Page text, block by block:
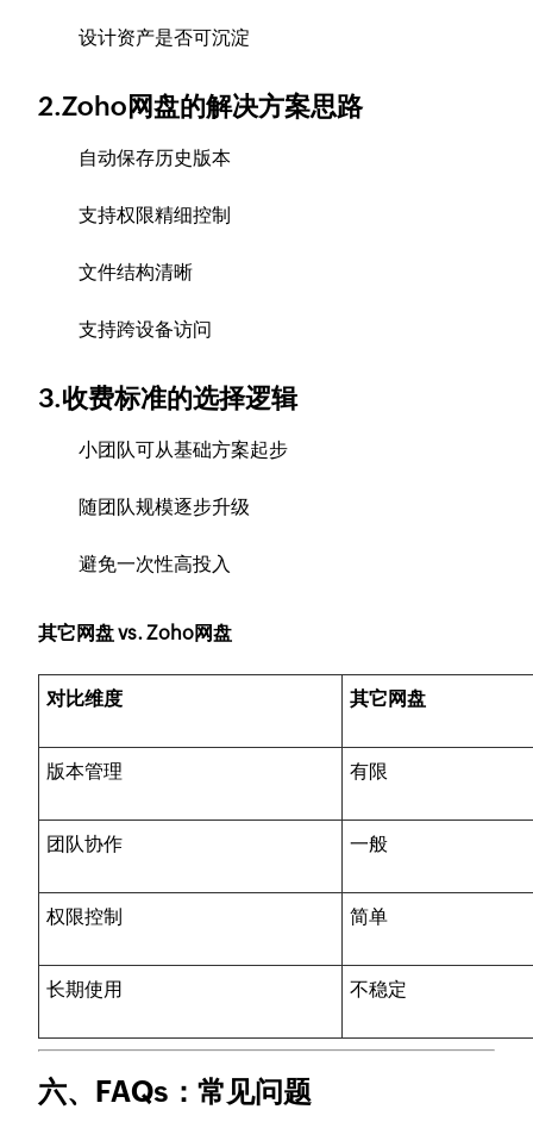
设计资产是否可沉淀
2.Zoho网盘的解决方案思路
自动保存历史版本
支持权限精细控制
文件结构清晰
支持跨设备访问
3.收费标准的选择逻辑
小团队可从基础方案起步
随团队规模逐步升级
避免一次性高投入
其它网盘 vs. Zoho网盘
对比维度 其它网盘
版本管理 有限
团队协作 一般
权限控制 简单
长期使用 不稳定
六、FAQs：常见问题